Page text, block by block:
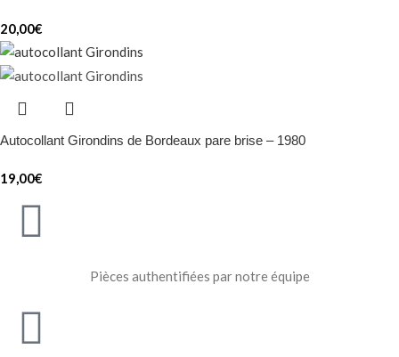
20,00€
Autocollant Girondins de Bordeaux pare brise – 1980
19,00€
Pièces authentifiées par notre équipe